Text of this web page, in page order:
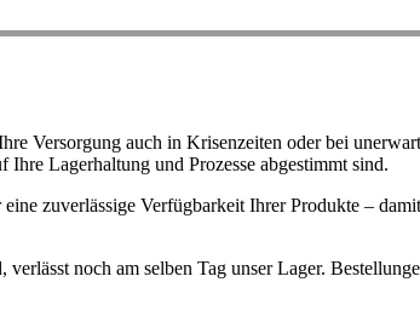
Versorgung auch in Krisenzeiten oder bei
Lagerhaltung und Prozesse abgestimmt sind.
zuverlässige Verfügbarkeit Ihrer Produkte –
noch am selben Tag unser Lager.